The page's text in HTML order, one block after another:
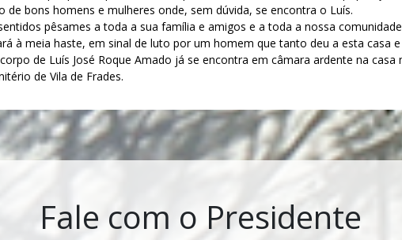
bons homens e mulheres onde, sem dúvida, se encontra o Luís.
pêsames a toda a sua família e amigos e a toda a nossa
à meia haste, em sinal de luto por um homem que tanto deu a esta casa
de Luís José Roque Amado já se encontra em câmara ardente na casa
de Vila de Frades.
Fale com o Presidente